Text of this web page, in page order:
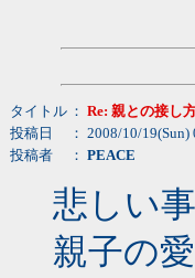
タイトル ： Re: 親との接し
投稿日
： 2008/10/19(Sun)
投稿者
： PEACE
悲しい
親子の